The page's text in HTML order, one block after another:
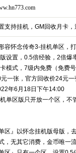
支持挂机，GM回收月卡，
容怀念传奇3-挂机单区，
设置，0.5倍经验，2倍爆
模式，7级内免费（免费
元一张，官方回收价24元一
年6月18日下午14:00
单区版只开放一个区，不
单区』以怀念挂机版母版，
，无其它消费，金币唯一